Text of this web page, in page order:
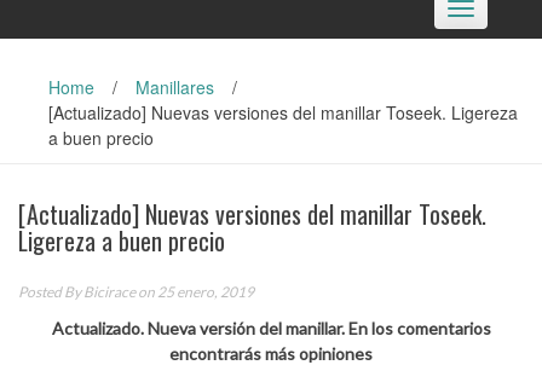
Toggle
navigation
Home / Manillares
/
[Actualizado] Nuevas versiones del manillar Toseek. Ligereza
a buen precio
[Actualizado] Nuevas versiones del manillar Toseek.
Ligereza a buen precio
Posted ByBiciraceon 25 enero, 2019
Actualizado. Nueva versión del manillar. En los comentarios
encontrarás más opiniones